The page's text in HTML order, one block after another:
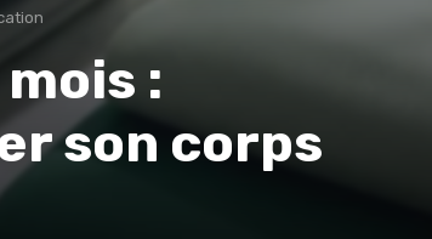
:
son corps